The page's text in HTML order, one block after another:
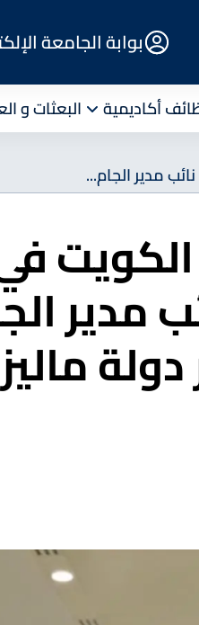
E-
Portal
بوابة الجامعة
أكاديمية البعثات و
مدير الجام...
مدير